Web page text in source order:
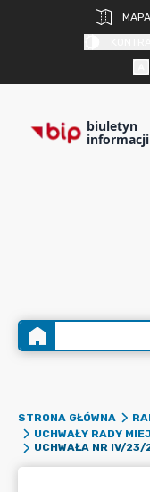
biuletyn
STRONA GŁÓWNA
UCHWAŁY RADY